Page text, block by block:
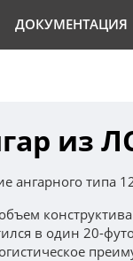
ДОКУМЕНТАЦИЯ
из
ангарного типа
в один 20-